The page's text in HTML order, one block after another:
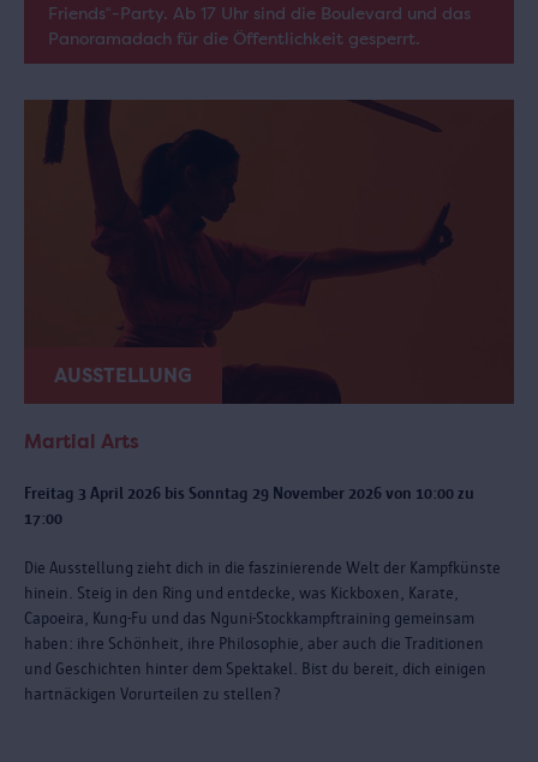
Friends“-Party. Ab 17 Uhr sind die Boulevard und das
Panoramadach für die Öffentlichkeit gesperrt.
AUSSTELLUNG
Martial Arts
Freitag 3 April 2026 bis Sonntag 29 November 2026 von 10:00 zu
17:00
Die Ausstellung zieht dich in die faszinierende Welt der Kampfkünste
hinein. Steig in den Ring und entdecke, was Kickboxen, Karate,
Capoeira, Kung-Fu und das Nguni-Stockkampftraining gemeinsam
haben: ihre Schönheit, ihre Philosophie, aber auch die Traditionen
und Geschichten hinter dem Spektakel. Bist du bereit, dich einigen
hartnäckigen Vorurteilen zu stellen?